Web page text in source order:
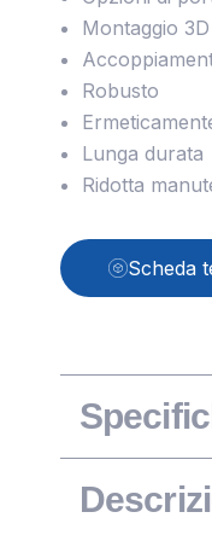
Montaggio 3D
Robusto
Lunga durata
Ridotta
Scheda